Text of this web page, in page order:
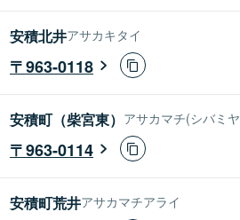
安積北井アサカキタイ
963-0118
安積町（柴宮東） アサカマチ(シバミ
963-0114
安積町荒井アサカマチアライ